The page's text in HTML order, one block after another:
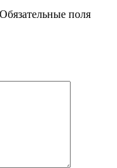
Обязательные поля